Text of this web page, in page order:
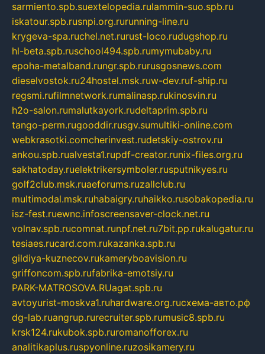
sarmiento.spb.suextelopedia.rulammin-suo.spb.ru
iskatour.spb.rusnpi.org.rurunning-line.ru
krygeva-spa.ruchel.net.rurust-loco.rudugshop.ru
hl-beta.spb.ruschool494.spb.rumymubaby.ru
epoha-metalband.rungr.spb.rurusgosnews.com
dieselvostok.ru24hostel.msk.ruw-dev.ruf-ship.ru
regsmi.rufilmnetwork.rumalinasp.rukinosvin.ru
h2o-salon.rumalutkayork.rudeltaprim.spb.ru
tango-perm.rugooddir.rusgv.sumultiki-online.com
webkrasotki.comcherinvest.rudetskiy-ostrov.ru
ankou.spb.rualvesta1.rupdf-creator.runix-files.org.ru
sakhatoday.ruelektrikersymboler.rusputnikyes.ru
golf2club.msk.ruaeforums.ruzallclub.ru
multimodal.msk.ruhabaigry.ruhaikko.rusobakopedia.ru
isz-fest.ruewnc.infoscreensaver-clock.net.ru
volnav.spb.rucomnat.runpf.net.ru7bit.pp.rukalugatur.ru
tesiaes.rucard.com.rukazanka.spb.ru
gildiya-kuznecov.rukameryboavision.ru
griffoncom.spb.rufabrika-emotsiy.ru
PARK-MATROSOVA.RUagat.spb.ru
avtoyurist-moskva1.ruhardware.org.ruсхема-авто.рф
dg-lab.ruangrup.rurecruiter.spb.rumusic8.spb.ru
krsk124.rukubok.spb.ruromanofforex.ru
analitikaplus.ruspyonline.ruzosikamery.ru